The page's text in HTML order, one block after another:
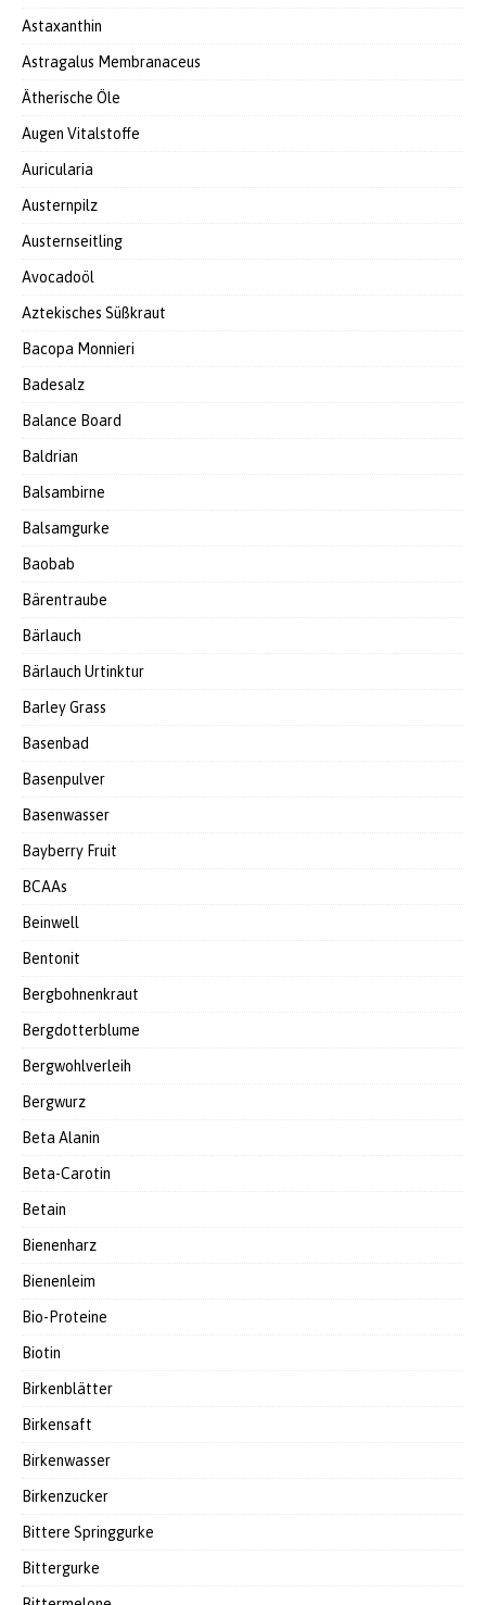
Astaxanthin
Astragalus Membranaceus
Ätherische Öle
Augen Vitalstoffe
Auricularia
Austernpilz
Austernseitling
Avocadoöl
Aztekisches Süßkraut
Bacopa Monnieri
Badesalz
Balance Board
Baldrian
Balsambirne
Balsamgurke
Baobab
Bärentraube
Bärlauch
Bärlauch Urtinktur
Barley Grass
Basenbad
Basenpulver
Basenwasser
Bayberry Fruit
BCAAs
Beinwell
Bentonit
Bergbohnenkraut
Bergdotterblume
Bergwohlverleih
Bergwurz
Beta Alanin
Beta-Carotin
Betain
Bienenharz
Bienenleim
Bio-Proteine
Biotin
Birkenblätter
Birkensaft
Birkenwasser
Birkenzucker
Bittere Springgurke
Bittergurke